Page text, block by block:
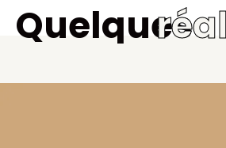
Quelques